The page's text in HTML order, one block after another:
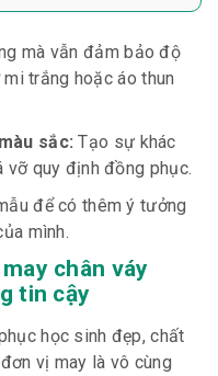
mà vẫn đảm bảo độ
trắng hoặc áo thun
sắc: Tạo sự khác
vỡ quy định đồng phục.
để có thêm ý tưởng
mình.
chân váy
tin cậy
học sinh đẹp, chất
vị may là vô cùng